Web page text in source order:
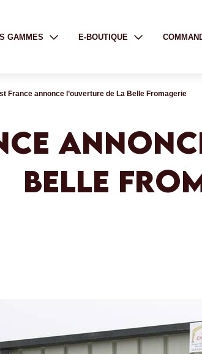
GAMMES E-BOUTIQUE
France annonce l’ouverture de La Belle Fromagerie
BELLE